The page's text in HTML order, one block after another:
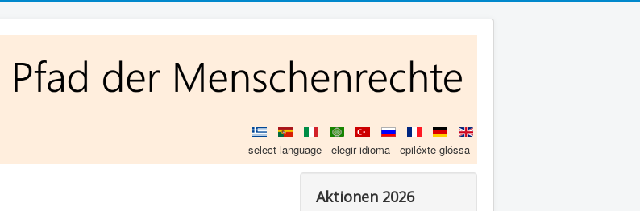
select language - elegir idioma - epiléxte glóssa
Aktionen 2026